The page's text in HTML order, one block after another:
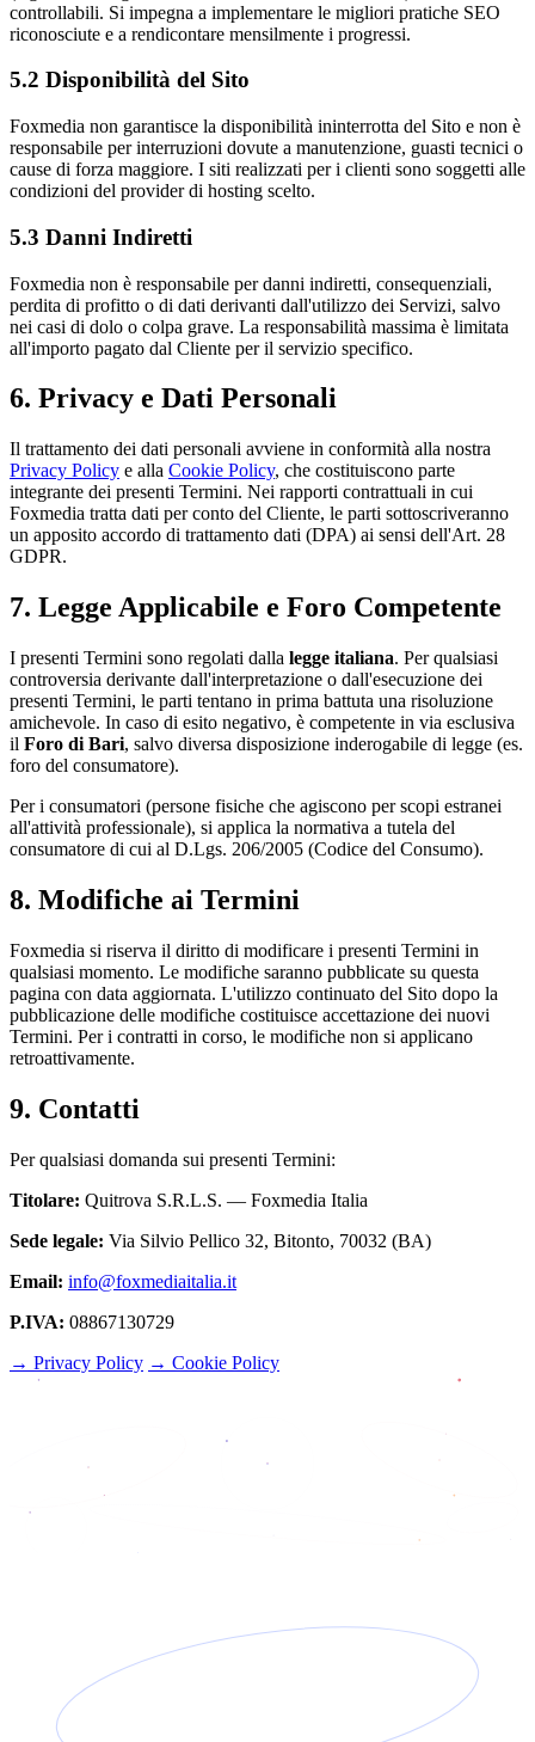
controllabili. Si impegna a implementare le migliori pratiche SEO
riconosciute e a rendicontare mensilmente i progressi.
5.2 Disponibilità del Sito
Foxmedia non garantisce la disponibilità ininterrotta del Sito e non è
responsabile per interruzioni dovute a manutenzione, guasti tecnici o
cause di forza maggiore. I siti realizzati per i clienti sono soggetti alle
condizioni del provider di hosting scelto.
5.3 Danni Indiretti
Foxmedia non è responsabile per danni indiretti, consequenziali,
perdita di profitto o di dati derivanti dall'utilizzo dei Servizi, salvo
nei casi di dolo o colpa grave. La responsabilità massima è limitata
all'importo pagato dal Cliente per il servizio specifico.
6. Privacy e Dati Personali
Il trattamento dei dati personali avviene in conformità alla nostra
Privacy Policy e alla Cookie Policy, che costituiscono parte
integrante dei presenti Termini. Nei rapporti contrattuali in cui
Foxmedia tratta dati per conto del Cliente, le parti sottoscriveranno
un apposito accordo di trattamento dati (DPA) ai sensi dell'Art. 28
GDPR.
7. Legge Applicabile e Foro Competente
I presenti Termini sono regolati dalla legge italiana. Per qualsiasi
controversia derivante dall'interpretazione o dall'esecuzione dei
presenti Termini, le parti tentano in prima battuta una risoluzione
amichevole. In caso di esito negativo, è competente in via esclusiva
il Foro di Bari, salvo diversa disposizione inderogabile di legge (es.
foro del consumatore).
Per i consumatori (persone fisiche che agiscono per scopi estranei
all'attività professionale), si applica la normativa a tutela del
consumatore di cui al D.Lgs. 206/2005 (Codice del Consumo).
8. Modifiche ai Termini
Foxmedia si riserva il diritto di modificare i presenti Termini in
qualsiasi momento. Le modifiche saranno pubblicate su questa
pagina con data aggiornata. L'utilizzo continuato del Sito dopo la
pubblicazione delle modifiche costituisce accettazione dei nuovi
Termini. Per i contratti in corso, le modifiche non si applicano
retroattivamente.
9. Contatti
Per qualsiasi domanda sui presenti Termini:
Titolare: Quitrova S.R.L.S. — Foxmedia Italia
Sede legale: Via Silvio Pellico 32, Bitonto, 70032 (BA)
Email: info@foxmediaitalia.it
P.IVA: 08867130729
→ Privacy Policy → Cookie Policy